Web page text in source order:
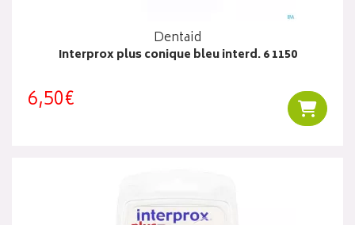
Dentaid
Interprox plus conique bleu interd. 6 1150
6,50€